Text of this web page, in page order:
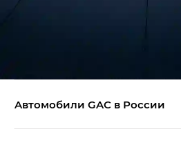
Aвтомобили GAC в России